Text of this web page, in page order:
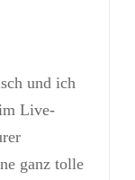
und ich
Live-
ganz tolle